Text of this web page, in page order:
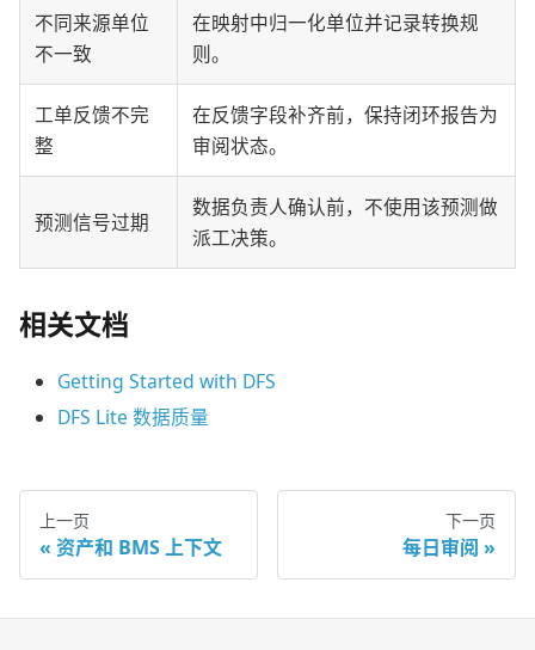
不同来源单位
不一致
在映射中归一化单位并记录转换规
则。
工单反馈不完
整
在反馈字段补齐前，保持闭环报告为
审阅状态。
预测信号过期
数据负责人确认前，不使用该预测做
派工决策。
相关文档
Getting Started with DFS
DFS Lite 数据质量
上一页
资产和 BMS 上下文
下一页
每日审阅